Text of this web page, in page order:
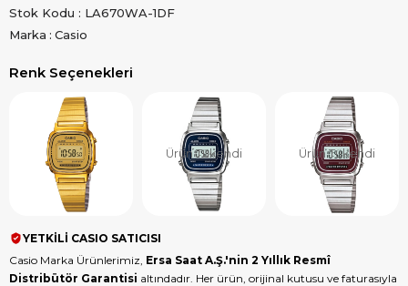
Stok Kodu
LA670WA-1DF
Marka : Casio
Renk Seçenekleri
Ürün Tükendi Ürün Tükendi
YETKİLİ CASIO SATICISI
Casio Marka Ürünlerimiz, Ersa Saat A.Ş.'nin 2 Yıllık Resmî
Distribütör Garantisi altındadır. Her ürün, orijinal kutusu ve faturasıyla